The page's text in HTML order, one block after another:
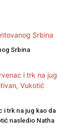
Srbina
i trk na jug kao da
nasledio Natha